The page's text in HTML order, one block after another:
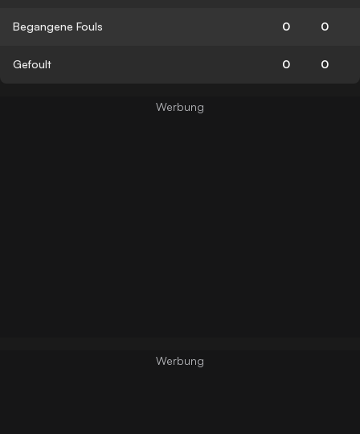
Begangene Fouls 0 0
Gefoult 0 0